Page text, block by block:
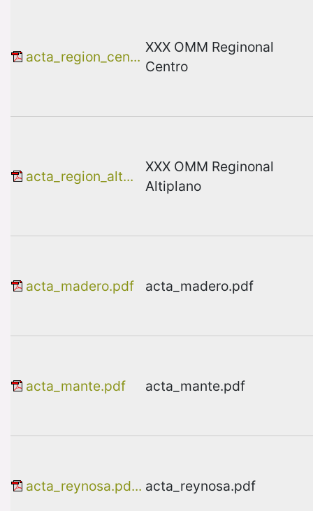
acta_region_cen...
XXX OMM Reginonal
Centro
acta_region_alt...
XXX OMM Reginonal
Altiplano
acta_madero.pdf acta_madero.pdf
acta_mante.pdf acta_mante.pdf
acta_reynosa.pd... acta_reynosa.pdf